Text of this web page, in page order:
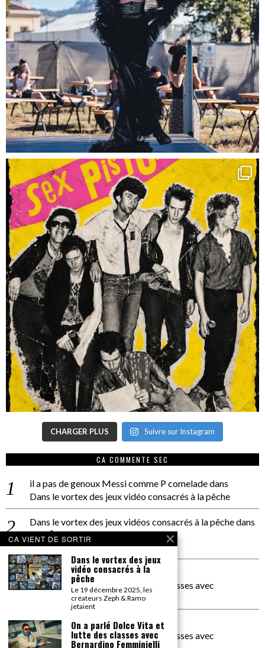
CHARGER PLUS Suivre sur Instagram
CA COMMENTE SEC
il a pas de genoux Messi comme P comeladedans
Dans le vortex des jeux vidéo consacrés à la pêche
Dans le vortex des jeux vidéos consacrés à la pêchedans
PACÔME THIELLEMENT
La séance d’Hip Gnose
La Patrie
dans
On a parlé Dolce Vita et lutte des classes avec
Bernardino Femminielli
carte noire negra à l'o tiededans
On a parlé Dolce Vita et lutte des classes avec
CA VIENT DE SORTIR
Dans le vortex des jeux
vidéo consacrés à la
pêche
Le 19 décembre 2025, les
créateurs Zeph & Ramo
jetaient
On a parlé Dolce Vita et
lutte des classes avec
Bernardino Femminielli